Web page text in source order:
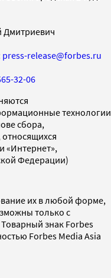
Дмитриевич
press-release@forbes.ru
32-06
технологии
сбора,
«Интернет»,
Федерации)
их в любой форме,
только с
знак Forbes
Forbes Media Asia